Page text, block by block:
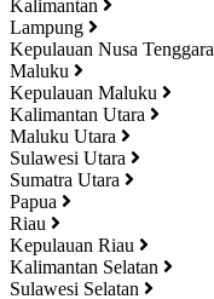
Kalimantan
Lampung
Kepulauan Nusa Tenggara
Maluku
Kepulauan Maluku
Kalimantan Utara
Maluku Utara
Sulawesi Utara
Sumatra Utara
Papua
Riau
Kepulauan Riau
Kalimantan Selatan
Sulawesi Selatan